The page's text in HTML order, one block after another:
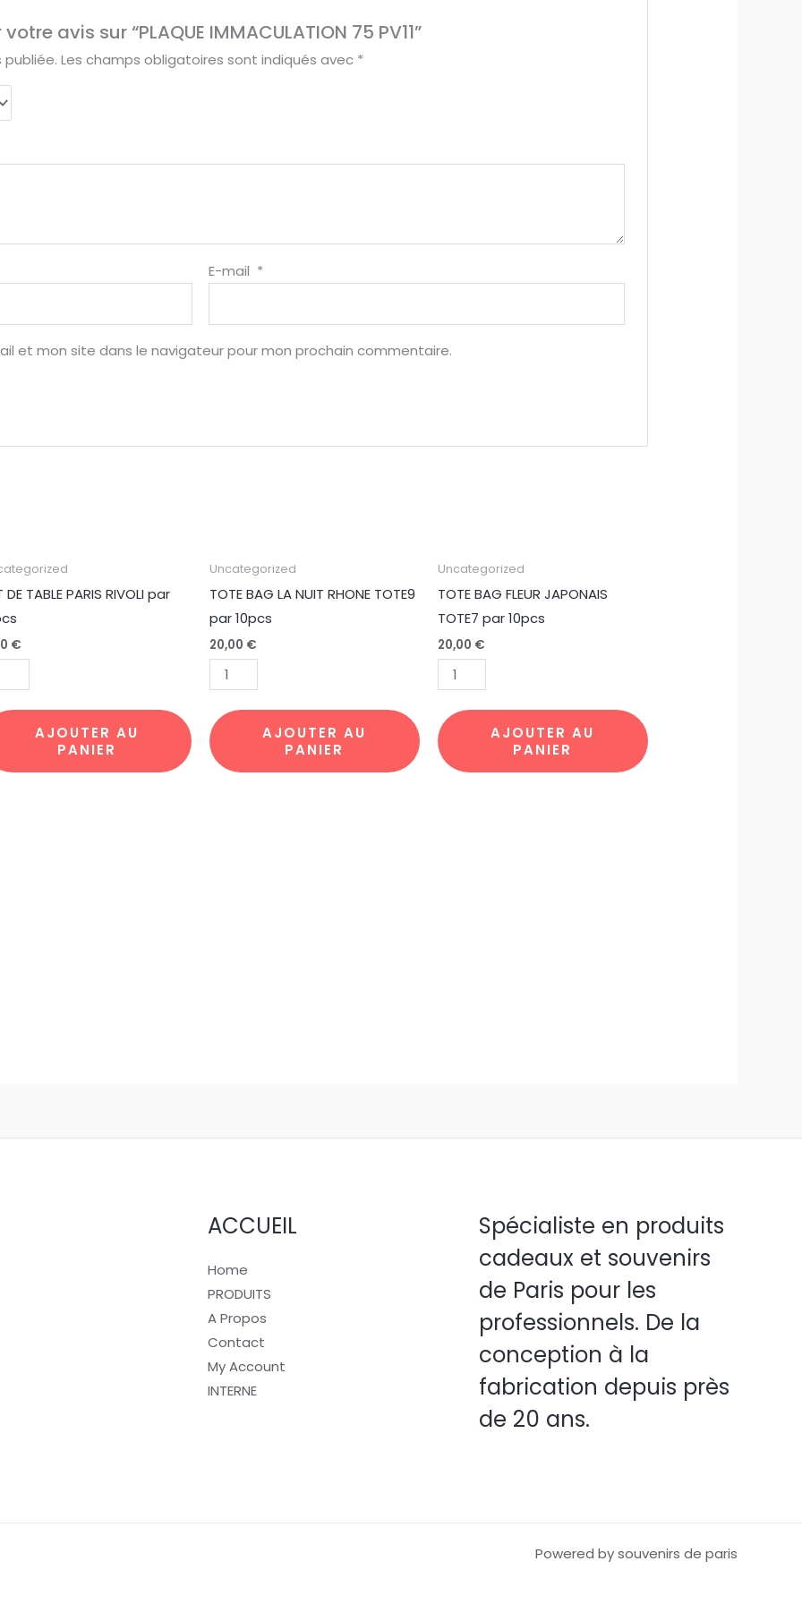
avis sur “PLAQUE IMMACULATION 75 PV11”
Les champs obligatoires sont indiqués avec *
E-mail *
et mon site dans le navigateur pour mon prochain commentaire.
DE TABLE PARIS RIVOLI par
€
AJOUTER AU
PANIER
Uncategorized
TOTE BAG LA NUIT RHONE TOTE9
par 10pcs
20,00 €
quantité
de
TOTE
BAG
LA
NUIT
RHONE
TOTE9
par
AJOUTER AU
PANIER
Uncategorized
TOTE BAG FLEUR JAPONAIS
TOTE7 par 10pcs
20,00 €
quantité
de
TOTE
BAG
FLEUR
JAPONAIS
TOTE7
par
10pcs
AJOUTER AU
PANIER
ACCUEIL
Home
PRODUITS
A Propos
Contact
My Account
INTERNE
Spécialiste en produits
cadeaux et souvenirs
de Paris pour les
professionnels. De la
conception à la
fabrication depuis près
de 20 ans.
Powered by souvenirs de paris